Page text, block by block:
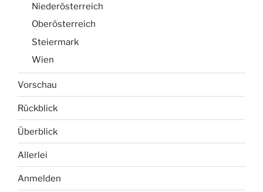
Niederösterreich
Oberösterreich
Steiermark
Wien
Vorschau
Rückblick
Überblick
Allerlei
Anmelden